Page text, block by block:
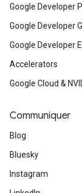
Google Developer
Google Developer
Google Developer
Accelerators
Google Cloud &
Communiquer
Blog
Bluesky
Instagram